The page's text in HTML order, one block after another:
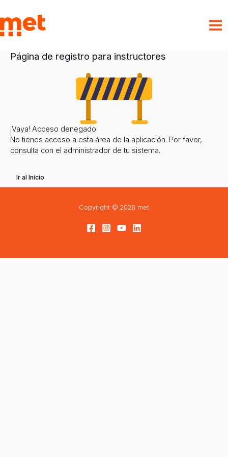
al
contenido
Página de registro para instructores
¡Vaya! Acceso denegado
No tienes acceso a esta área de la aplicación. Por favor,
consulta con el administrador de tu sistema.
Ir al Inicio
Copyright © 2026 met